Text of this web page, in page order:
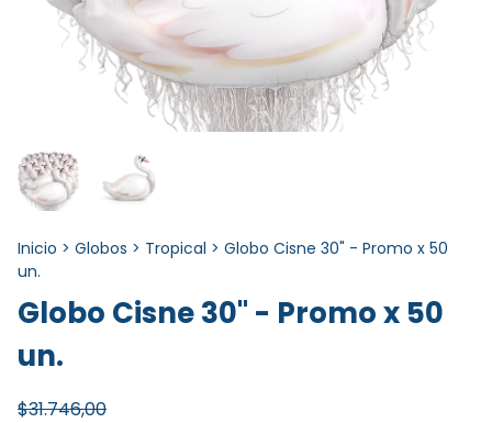
Inicio > Globos > Tropical > Globo Cisne 30" - Promo x 50
un.
Globo Cisne 30" - Promo x 50
un.
$31.746,00